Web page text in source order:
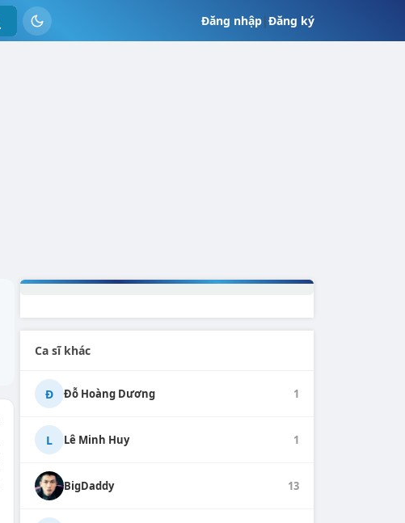
Đăng nhập|Đăng ký
Ca sĩ khác
Đ Đỗ Hoàng Dương 1
L Lê Minh Huy 1
BigDaddy 13